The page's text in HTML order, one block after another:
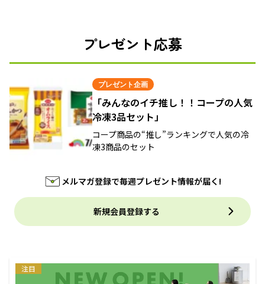
プレゼント応募
プレゼント企画
「みんなのイチ推し！！コープの人気
冷凍3品セット」
コープ商品の“推し”ランキングで人気の冷
凍3商品のセット
メルマガ登録で毎週プレゼント情報が届く!
新規会員登録する
注目